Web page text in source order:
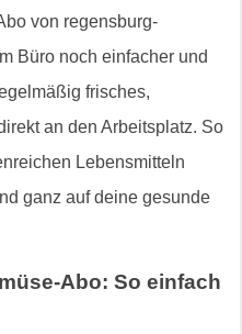
von regensburg-
Büro noch einfacher und
frisches,
an den Arbeitsplatz. So
Lebensmitteln
ganz auf deine gesunde
Abo: So einfach